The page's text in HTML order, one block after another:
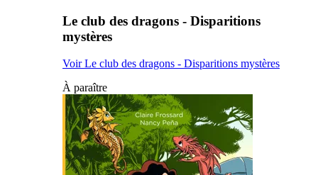
Le club des dragons - Disparitions
mystères
Voir Le club des dragons - Disparitions mystères
À paraître